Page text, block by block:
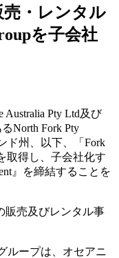
・レンタル
を子会社
Australia Pty Ltd及び
North Fork Pty
ド州、以下、「Fork
取得し、子会社化す
』を締結することを
販売及びレンタル事
ループは、オセアニ